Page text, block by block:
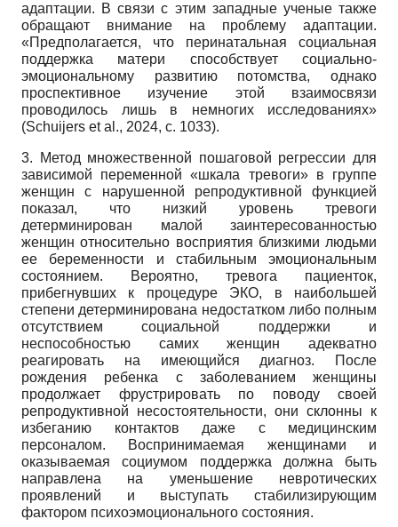
адаптации. В связи с этим западные ученые также
обращают внимание на проблему адаптации.
«Предполагается, что перинатальная социальная
поддержка матери способствует социально-
эмоциональному развитию потомства, однако
проспективное изучение этой взаимосвязи
проводилось лишь в немногих исследованиях»
(Schuijers et al., 2024, с. 1033).
3. Метод множественной пошаговой регрессии для
зависимой переменной «шкала тревоги» в группе
женщин с нарушенной репродуктивной функцией
показал, что низкий уровень тревоги
детерминирован малой заинтересованностью
женщин относительно восприятия близкими людьми
ее беременности и стабильным эмоциональным
состоянием. Вероятно, тревога пациенток,
прибегнувших к процедуре ЭКО, в наибольшей
степени детерминирована недостатком либо полным
отсутствием социальной поддержки и
неспособностью самих женщин адекватно
реагировать на имеющийся диагноз. После
рождения ребенка с заболеванием женщины
продолжает фрустрировать по поводу своей
репродуктивной несостоятельности, они склонны к
избеганию контактов даже с медицинским
персоналом. Воспринимаемая женщинами и
оказываемая социумом поддержка должна быть
направлена на уменьшение невротических
проявлений и выступать стабилизирующим
фактором психоэмоционального состояния.